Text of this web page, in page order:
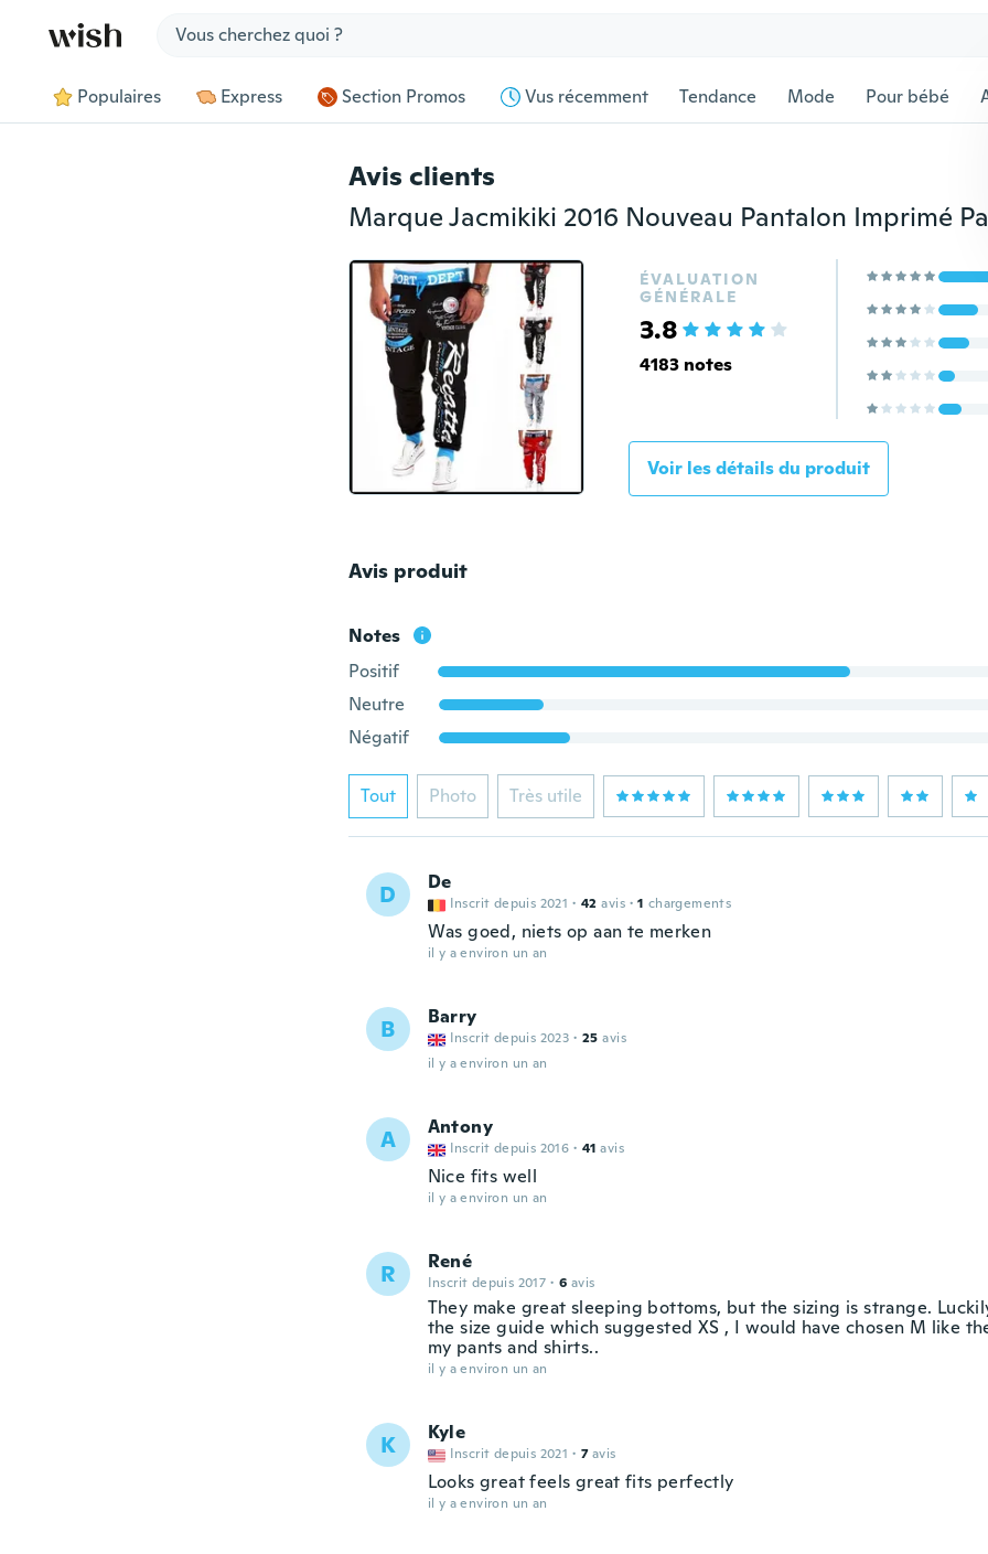
Populaires Express Section Promos Vus récemment Tendance Mode Pour bébé
Avis clients
ÉVALUATION
GÉNÉRALE
3.8
4183 notes
Voir les détails du produit
Avis produit
Notes
Positif
Neutre
Négatif
Tout Photo Très utile
D De
Inscrit depuis 2021 · 42 avis · 1 chargements
Was goed, niets op aan te merken
il y a environ un an
B Barry
Inscrit depuis 2023 · 25 avis
il y a environ un an
A Antony
Inscrit depuis 2016 · 41 avis
Nice fits well
il y a environ un an
R René
Inscrit depuis 2017 · 6 avis
They make great sleeping bottoms, but the sizing is strange.
the size guide which suggested XS , I would have chosen M like
my pants and shirts..
il y a environ un an
K Kyle
Inscrit depuis 2021 · 7 avis
Looks great feels great fits perfectly
il y a environ un an